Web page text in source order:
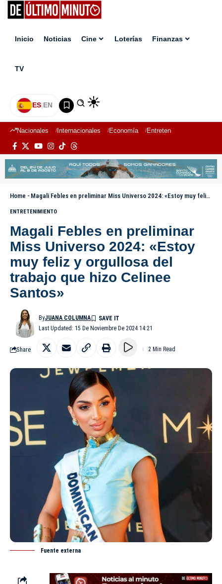
Inicio Noticias Cine Loterías Finanzas
TV
ES|EN
Nacionales Internacionales Economía Entretenimiento
Home - Magali Febles en preliminar Miss Universo 2024: «Estoy muy feliz y orgullosa del trabajo que hizo Celinee Santos»
ENTRETENIMIENTO
Magali Febles en preliminar
Miss Universo 2024: «Estoy
muy feliz y orgullosa del
trabajo que hizo Celinee
Santos»
Last Updated: 15 De Noviembre De 2024 14:21
ByJUANA COLUMNA
Share 2 Min Read
Fuente externa